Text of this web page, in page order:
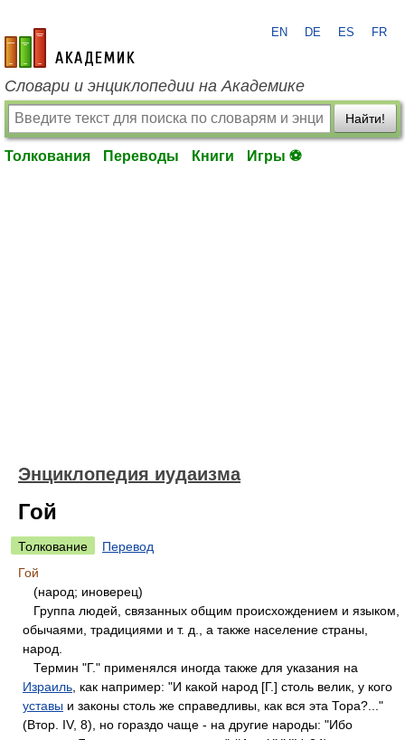
academic.ru
EN DE ES FR
Словари и энциклопедии на Академике
Найти!
Толкования Переводы Книги Игры ⚽
Энциклопедия иудаизма
Гой
Толкование
Перевод
Гой
(народ; иноверец)
Группа людей, связанных общим происхождением и языком,
обычаями, традициями и т. д., а также население страны,
народ.
Термин "Г." применялся иногда также для указания на
Израиль , как например: "И какой народ [Г.] столь велик, у кого
уставы и законы столь же справедливы, как вся эта Тора?..."
(Втор. IV, 8), но гораздо чаще - на другие народы: "Ибо